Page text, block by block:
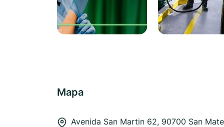
Mapa
Avenida San Martin 62, 90700 San